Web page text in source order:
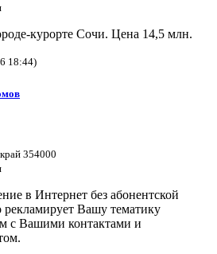
курорте Сочи. Цена 14,5 млн.
18:44)
354000
в Интернет без абонентской
Вашу тематику
с Вашими контактами и